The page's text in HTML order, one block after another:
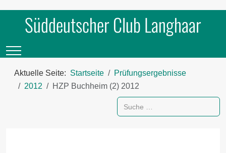
Süddeutscher Club Langhaar
Mobile Menu Toggle
Aktuelle Seite: Startseite
Prüfungsergebnisse
2012
HZP Buchheim (2) 2012
Suchen